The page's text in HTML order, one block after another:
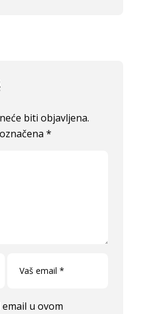
biti objavljena.
*
u ovom